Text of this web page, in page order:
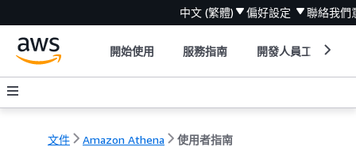
中文 (繁體) 偏好設定 聯絡我們
開始使用 服務指南 開發人員工具
文件 Amazon Athena 使用者指南